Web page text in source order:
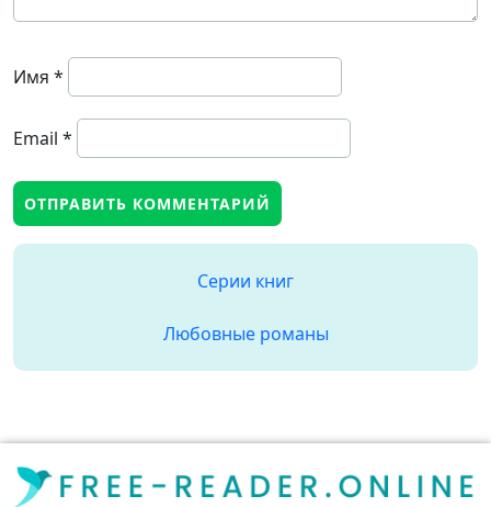
Имя *
Email *
Серии книг
Любовные романы